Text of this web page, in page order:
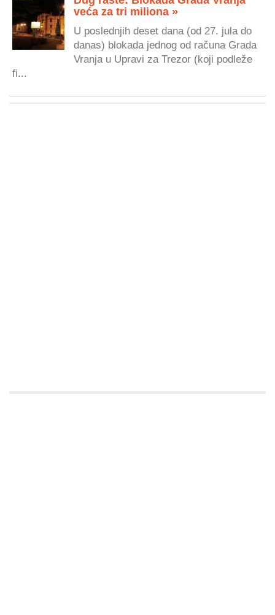
veća za tri miliona »
U poslednjih deset dana (od 27. jula do
danas) blokada jednog od računa Grada
Vranja u Upravi za Trezor (koji podleže
fi...